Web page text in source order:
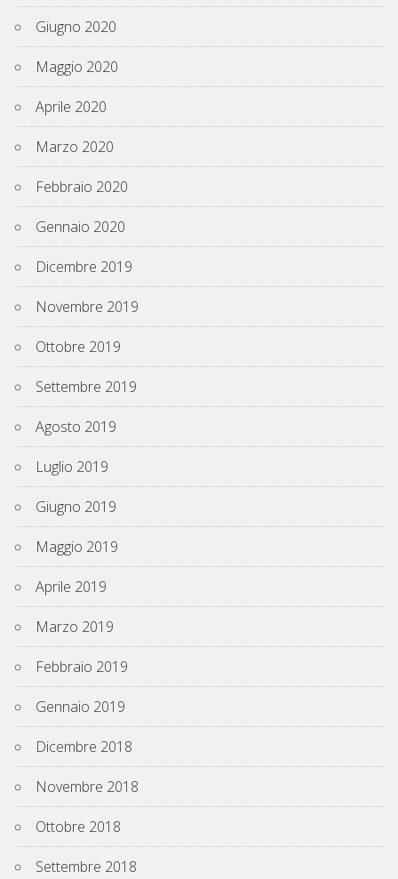
Giugno 2020
Maggio 2020
Aprile 2020
Marzo 2020
Febbraio 2020
Gennaio 2020
Dicembre 2019
Novembre 2019
Ottobre 2019
Settembre 2019
Agosto 2019
Luglio 2019
Giugno 2019
Maggio 2019
Aprile 2019
Marzo 2019
Febbraio 2019
Gennaio 2019
Dicembre 2018
Novembre 2018
Ottobre 2018
Settembre 2018